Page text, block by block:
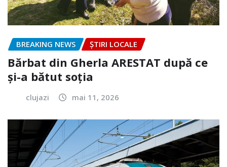
BREAKING NEWS ȘTIRI LOCALE
Bărbat din Gherla ARESTAT după ce
și-a bătut soția
clujazi mai 11, 2026